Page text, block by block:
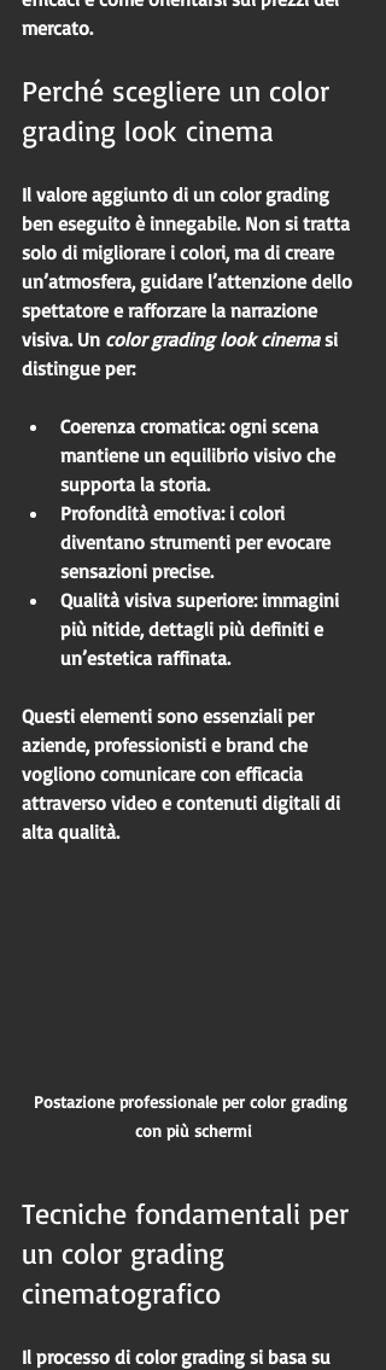
mercato.
Perché scegliere un color
grading look cinema
Il valore aggiunto di un color grading
ben eseguito è innegabile. Non si tratta
solo di migliorare i colori, ma di creare
un’atmosfera, guidare l’attenzione dello
spettatore e rafforzare la narrazione
visiva. Un color grading look cinema si
distingue per:
Coerenza cromatica: ogni scena
mantiene un equilibrio visivo che
supporta la storia.
Profondità emotiva: i colori
diventano strumenti per evocare
sensazioni precise.
Qualità visiva superiore: immagini
più nitide, dettagli più definiti e
un’estetica raffinata.
Questi elementi sono essenziali per
aziende, professionisti e brand che
vogliono comunicare con efficacia
attraverso video e contenuti digitali di
alta qualità.
Postazione professionale per color grading
con più schermi
Tecniche fondamentali per
un color grading
cinematografico
Il processo di color grading si basa su